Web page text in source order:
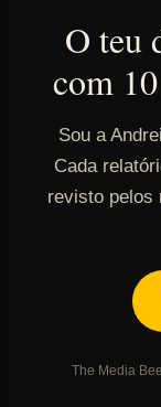
O teu
com
Sou a
Cada
revisto pelos
The Media